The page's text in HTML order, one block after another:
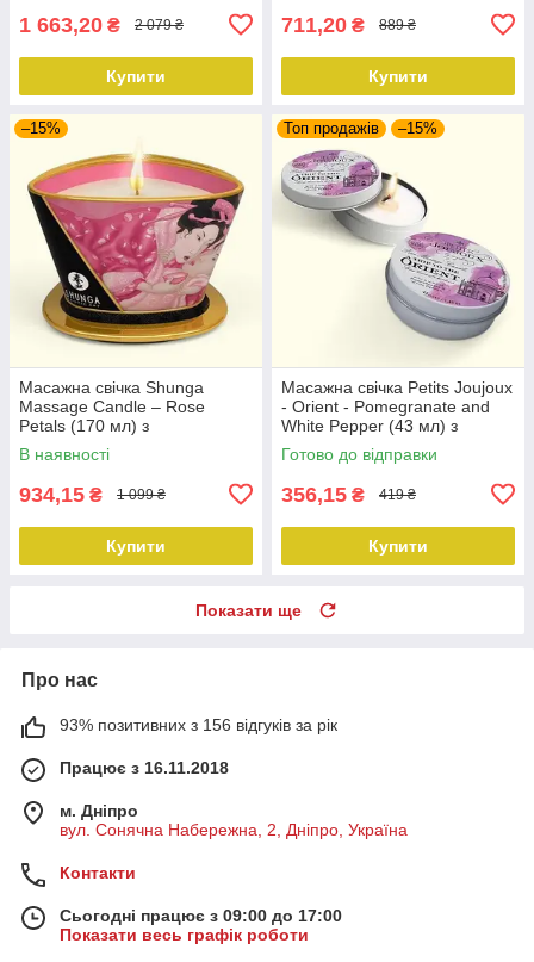
1 663,20 ₴ 2 079 ₴
Купити
711,20 ₴ 889 ₴
Купити
–15%
Масажна свічка Shunga
Massage Candle – Rose
Petals (170 мл) з
афродизіаками
В наявності
934,15 ₴ 1 099 ₴
Купити
Топ продажів –15%
Масажна свічка Petits Joujoux
- Orient - Pomegranate and
White Pepper (43 мл) з
афродизіаками
Готово до відправки
356,15 ₴ 419 ₴
Купити
Показати ще
Про нас
93% позитивних з 156 відгуків за рік
Працює з 16.11.2018
м. Дніпро
вул. Сонячна Набережна, 2, Дніпро, Україна
Контакти
Сьогодні працює з 09:00 до 17:00
Показати весь графік роботи